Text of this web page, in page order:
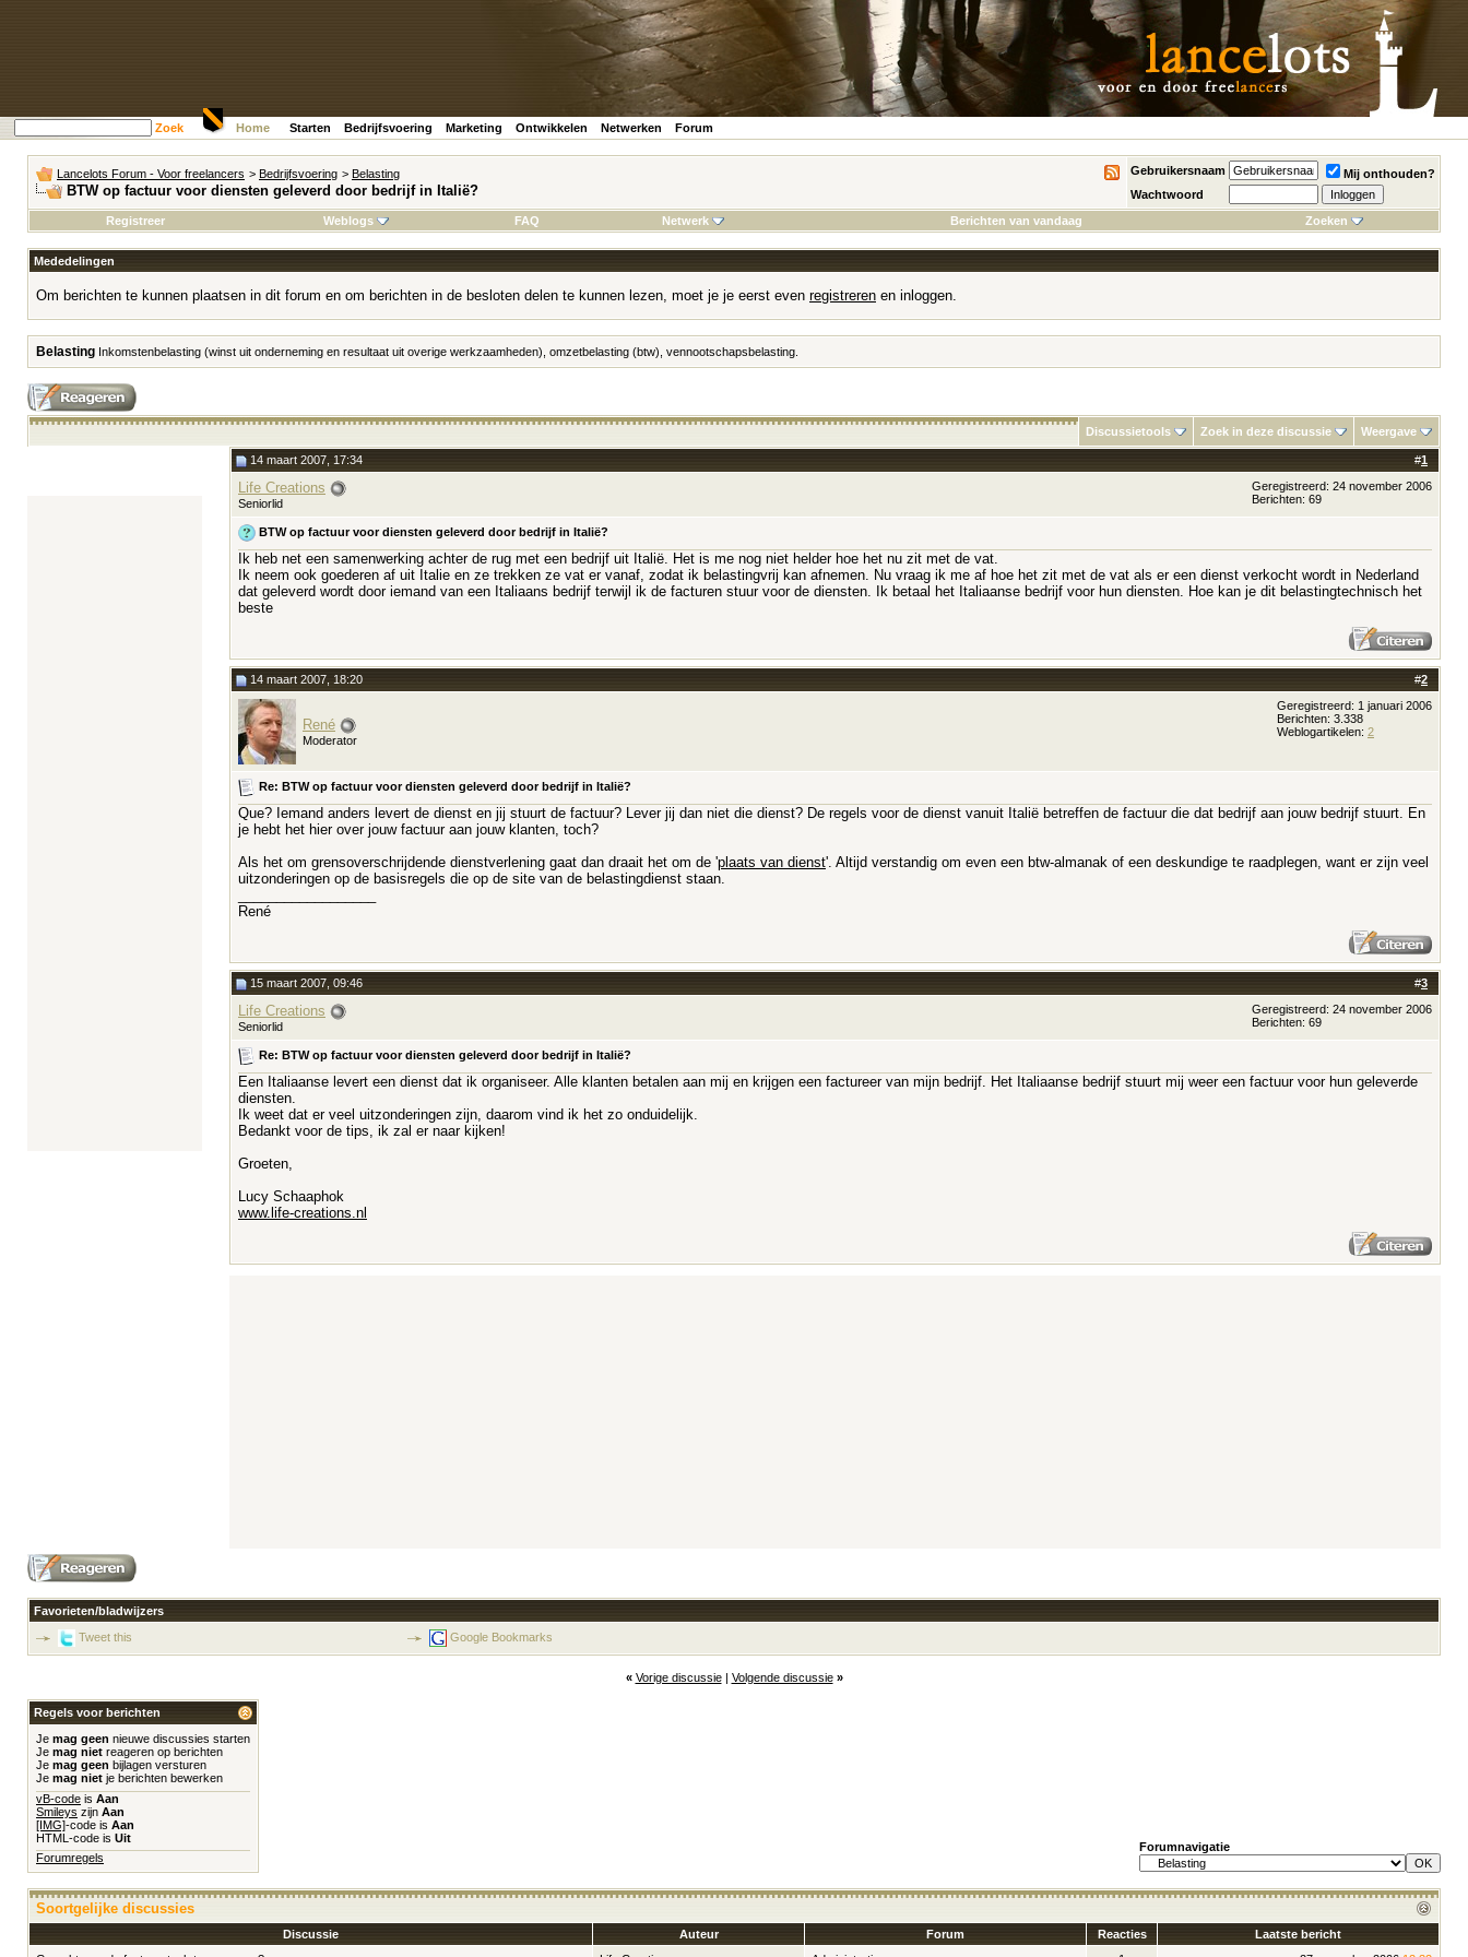
Zoek Home Starten Bedrijfsvoering Marketing Ontwikkelen Netwerken Forum
Lancelots Forum - Voor freelancers > Bedrijfsvoering > Belasting
BTW op factuur voor diensten geleverd door bedrijf in Italië?
Gebruikersnaam
Mij onthouden?
Wachtwoord
Registreer
Weblogs FAQ Netwerk Berichten van vandaag Zoeken
Mededelingen
Om berichten te kunnen plaatsen in dit forum en om berichten in de besloten delen te kunnen lezen, moet je je eerst even registreren en inloggen.
Belasting Inkomstenbelasting (winst uit onderneming en resultaat uit overige werkzaamheden), omzetbelasting (btw), vennootschapsbelasting.
Discussietools Zoek in deze discussie Weergave
#1
14 maart 2007, 17:34
Life Creations
Seniorlid
Geregistreerd: 24 november 2006
Berichten: 69
BTW op factuur voor diensten geleverd door bedrijf in Italië?
Ik heb net een samenwerking achter de rug met een bedrijf uit Italië. Het is me nog niet helder hoe het nu zit met de vat.
Ik neem ook goederen af uit Italie en ze trekken ze vat er vanaf, zodat ik belastingvrij kan afnemen. Nu vraag ik me af hoe het zit met de vat als er een dienst verkocht wordt in Nederland
dat geleverd wordt door iemand van een Italiaans bedrijf terwijl ik de facturen stuur voor de diensten. Ik betaal het Italiaanse bedrijf voor hun diensten. Hoe kan je dit belastingtechnisch het
beste
#2
14 maart 2007, 18:20
René
Moderator
Geregistreerd: 1 januari 2006
Berichten: 3.338
Weblogartikelen: 2
Re: BTW op factuur voor diensten geleverd door bedrijf in Italië?
Que? Iemand anders levert de dienst en jij stuurt de factuur? Lever jij dan niet die dienst? De regels voor de dienst vanuit Italië betreffen de factuur die dat bedrijf aan jouw bedrijf stuurt. En
je hebt het hier over jouw factuur aan jouw klanten, toch?
Als het om grensoverschrijdende dienstverlening gaat dan draait het om de 'plaats van dienst'. Altijd verstandig om even een btw-almanak of een deskundige te raadplegen, want er zijn veel
uitzonderingen op de basisregels die op de site van de belastingdienst staan.
René
#3
15 maart 2007, 09:46
Life Creations
Seniorlid
Geregistreerd: 24 november 2006
Berichten: 69
Re: BTW op factuur voor diensten geleverd door bedrijf in Italië?
Een Italiaanse levert een dienst dat ik organiseer. Alle klanten betalen aan mij en krijgen een factureer van mijn bedrijf. Het Italiaanse bedrijf stuurt mij weer een factuur voor hun geleverde
diensten.
Ik weet dat er veel uitzonderingen zijn, daarom vind ik het zo onduidelijk.
Bedankt voor de tips, ik zal er naar kijken!
Groeten,
Lucy Schaaphok
www.life-creations.nl
Favorieten/bladwijzers
Tweet this
Google Bookmarks
« Vorige discussie| Volgende discussie »
Regels voor berichten
Je mag geen nieuwe discussies starten
Je mag niet reageren op berichten
Je mag geen bijlagen versturen
Je mag niet je berichten bewerken
vB-code is Aan
Smileys zijn Aan
[IMG]-code is Aan
HTML-code is Uit
Forumregels
Forumnavigatie
Soortgelijke discussies
Discussie Auteur Forum Reacties
Laatste bericht